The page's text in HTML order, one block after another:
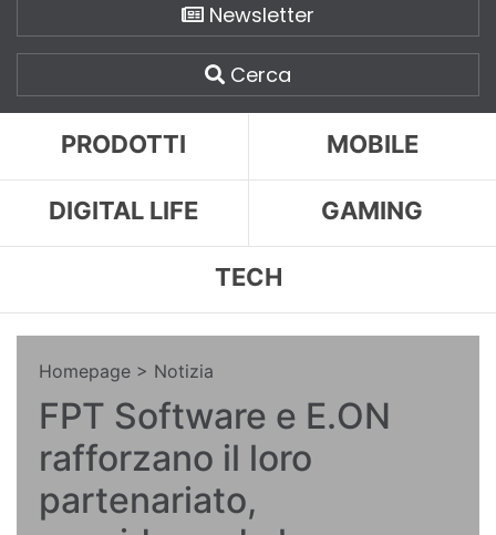
Newsletter
Cerca
PRODOTTI MOBILE
DIGITAL LIFE GAMING
TECH
Homepage > Notizia
FPT Software e E.ON
rafforzano il loro
partenariato,